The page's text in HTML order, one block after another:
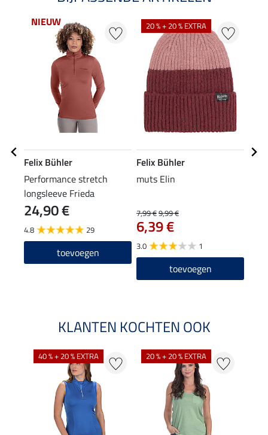
NIEUW
Felix Bühler
Performance stretch
longsleeve Frieda
24,90 €
4.8 29
toevoegen
20 % + 20 % EXTRA
Felix Bühler
muts Elin
7,99 €9,99 €
6,39 €
3.0 1
toevoegen
KLANTEN KOCHTEN OOK
40 % + 20 % EXTRA 20 % + 20 % EXTRA